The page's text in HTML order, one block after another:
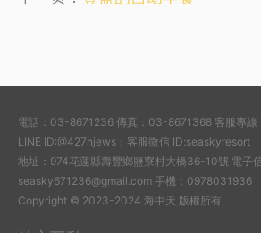
電話：03-8671236 傳真：03-8671368 客服專
LINE ID:@427njews；客服微信 ID:seaskyresort
地址：974花蓮縣壽豐鄉鹽寮村大橋36-10號 電子
seasky671236@gmail.com 手機：0978031936
Copyright © 2023-2024 海中天 版權所有